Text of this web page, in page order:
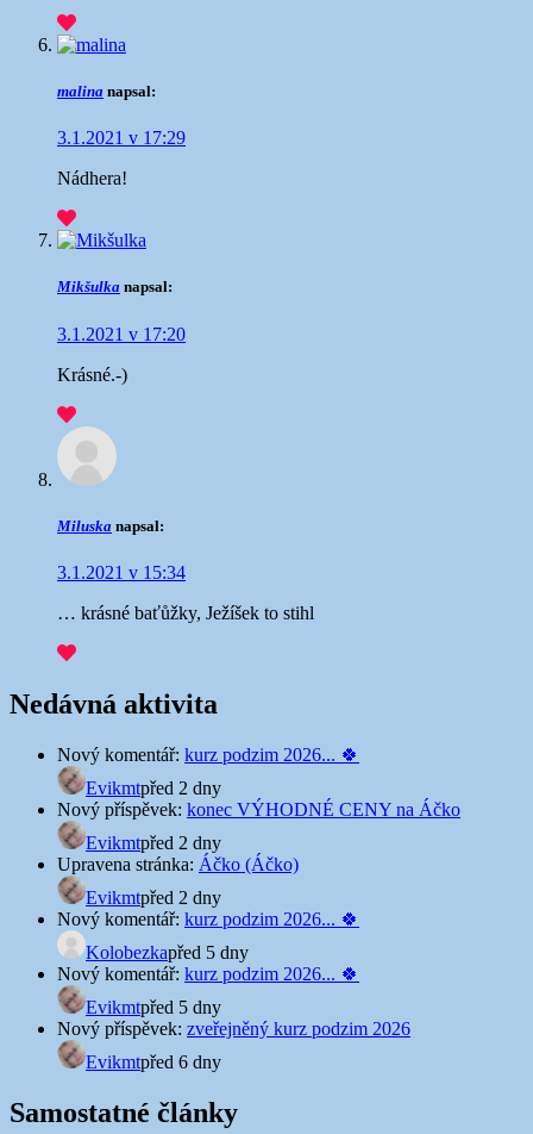
malina napsal:
3.1.2021 v 17:29
Nádhera!
Mikšulka napsal:
3.1.2021 v 17:20
Krásné.-)
Miluska napsal:
3.1.2021 v 15:34
… krásné baťůžky, Ježíšek to stihl
Nedávná aktivita
Nový komentář: kurz podzim 2026... 🍀
Evikmtpřed 2 dny
Nový příspěvek: konec VÝHODNÉ CENY na Áčko
Evikmtpřed 2 dny
Upravena stránka: Áčko (Áčko)
Evikmtpřed 2 dny
Nový komentář: kurz podzim 2026... 🍀
Kolobezkapřed 5 dny
Nový komentář: kurz podzim 2026... 🍀
Evikmtpřed 5 dny
Nový příspěvek: zveřejněný kurz podzim 2026
Evikmtpřed 6 dny
Samostatné články